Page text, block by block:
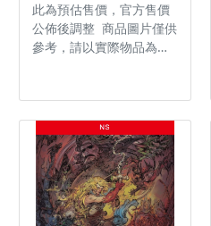
此為預估售價，官方售價
公佈後調整 商品圖片僅供
參考，請以實際物品為主
台：Nintendo Switch 2
遊戲類型：動作 遊玩人
數： 1 人 作品分級：限
制級 製作廠商：NEOWIZ
發行廠商：NEOWIZ